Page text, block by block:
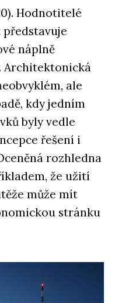
Hodnotitelé
náplně
Architektonická
ale
kdy jedním
byly vedle
řešení i
rozhledna
že užití
může mít
stránku